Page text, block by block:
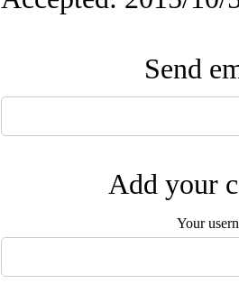
Send
Add your
Your